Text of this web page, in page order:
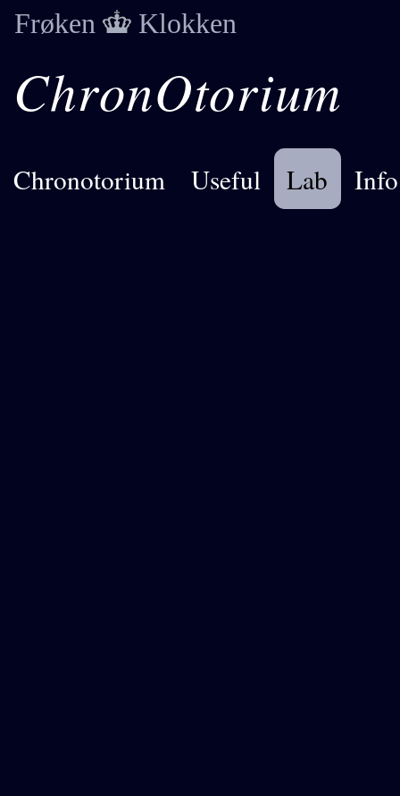
Frøken Klokken
ChronOtorium
Chronotorium Useful Lab Info